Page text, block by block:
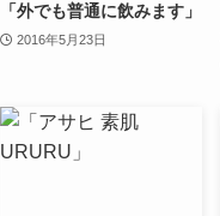
「外でも普通に飲みます」
2016年5月23日